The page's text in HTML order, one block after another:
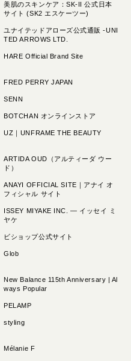
美肌のスキンケア：SK-II 公式日本
サイト (SK2 エスケーツー)
ユナイテッドアローズ公式通販 -UNI
TED ARROWS LTD.
HARE Official Brand Site
FRED PERRY JAPAN
SENN
BOTCHAN オンラインストア
UZ｜UNFRAME THE BEAUTY
ARTIDA OUD（アルティーダ ウー
ド）
ANAYI OFFICIAL SITE｜アナイ オ
フィシャル サイト
ISSEY MIYAKE INC. — イッセイ ミ
ヤケ
ビショップ公式サイト
Glob
New Balance 115th Anniversary | Al
ways Popular
PELAMP
styling
Mélanie F